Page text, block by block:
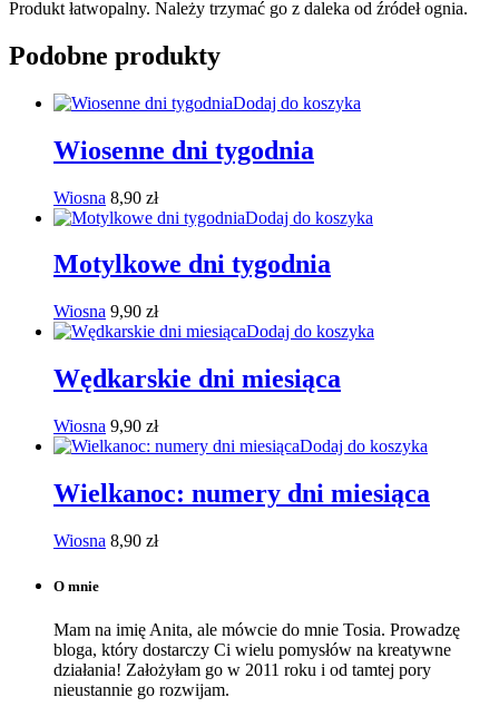
Produkt łatwopalny. Należy trzymać go z daleka od źródeł ognia.
Podobne produkty
Dodaj do koszyka
Wiosenne dni tygodnia
Wiosna 8,90 zł
Dodaj do koszyka
Motylkowe dni tygodnia
Wiosna 9,90 zł
Dodaj do koszyka
Wędkarskie dni miesiąca
Wiosna 9,90 zł
Dodaj do koszyka
Wielkanoc: numery dni miesiąca
Wiosna 8,90 zł
O mnie
Mam na imię Anita, ale mówcie do mnie Tosia. Prowadzę
bloga, który dostarczy Ci wielu pomysłów na kreatywne
działania! Założyłam go w 2011 roku i od tamtej pory
nieustannie go rozwijam.